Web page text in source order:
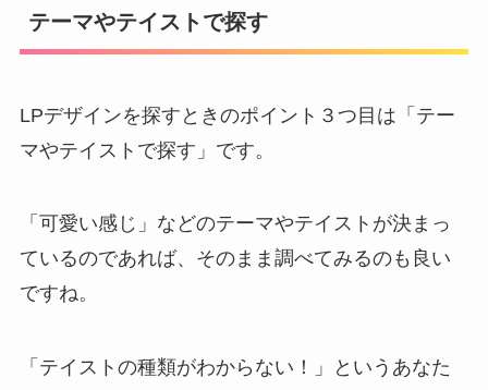
テーマやテイストで探す
LPデザインを探すときのポイント３つ目は「テー
マやテイストで探す」です。
「可愛い感じ」などのテーマやテイストが決まっ
ているのであれば、そのまま調べてみるのも良い
ですね。
「テイストの種類がわからない！」というあなた